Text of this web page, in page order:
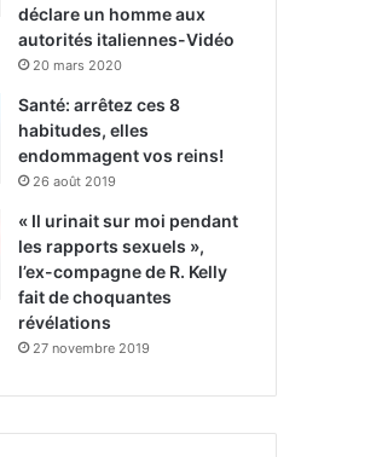
déclare un homme aux
autorités italiennes-Vidéo
20 mars 2020
Santé: arrêtez ces 8
habitudes, elles
endommagent vos reins!
26 août 2019
« Il urinait sur moi pendant
les rapports sexuels »,
l’ex-compagne de R. Kelly
fait de choquantes
révélations
27 novembre 2019